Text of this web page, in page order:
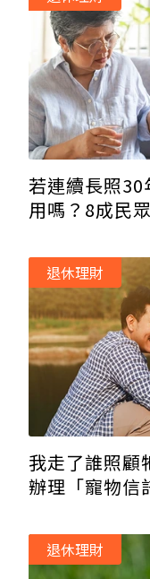
若連續長照
用嗎？8成民
我走了誰照顧
辦理「寵物信
退休理財
退休理財